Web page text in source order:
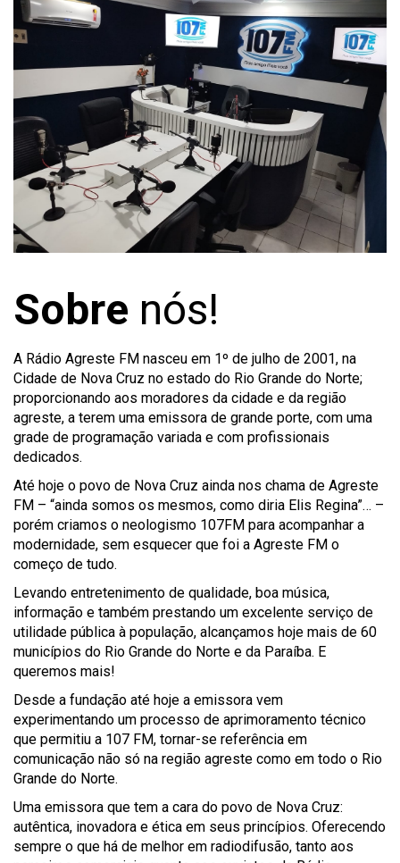
Sobre nós!
A Rádio Agreste FM nasceu em 1º de julho de 2001, na
Cidade de Nova Cruz no estado do Rio Grande do Norte;
proporcionando aos moradores da cidade e da região
agreste, a terem uma emissora de grande porte, com uma
grade de programação variada e com profissionais
dedicados.
Até hoje o povo de Nova Cruz ainda nos chama de Agreste
FM – “ainda somos os mesmos, como diria Elis Regina”… –
porém criamos o neologismo 107FM para acompanhar a
modernidade, sem esquecer que foi a Agreste FM o
começo de tudo.
Levando entretenimento de qualidade, boa música,
informação e também prestando um excelente serviço de
utilidade pública à população, alcançamos hoje mais de 60
municípios do Rio Grande do Norte e da Paraíba. E
queremos mais!
Desde a fundação até hoje a emissora vem
experimentando um processo de aprimoramento técnico
que permitiu a 107 FM, tornar-se referência em
comunicação não só na região agreste como em todo o Rio
Grande do Norte.
Uma emissora que tem a cara do povo de Nova Cruz:
autêntica, inovadora e ética em seus princípios. Oferecendo
sempre o que há de melhor em radiodifusão, tanto aos